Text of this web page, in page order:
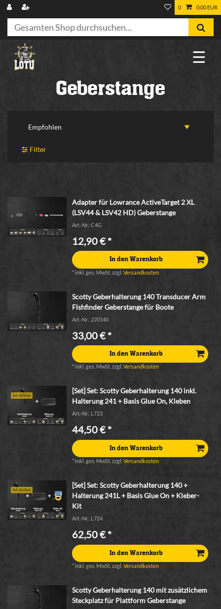
0 0,00 EUR
☰
Geberstange
Filter
Adapter für Lowrance ActiveTarget 2 XL
(LSV44 & LSV42 HD) Geberstange
Art.-Nr.: C4G
12,90 € *
In den Warenkorb
* inkl. ges. MwSt. zzgl.Versandkosten
Scotty Geberhalterung 140 Transducer Arm
Fishfinder Geberstange für Boote
Art.-Nr.: 220140
33,00 € *
In den Warenkorb
* inkl. ges. MwSt. zzgl.Versandkosten
Set-Artikel
[Set] Set: Scotty Geberhalterung 140 inkl.
Halterung 241 + Basis Glue On, Kleben
Art.-Nr.: L723
44,50 € *
In den Warenkorb
* inkl. ges. MwSt. zzgl.Versandkosten
Set-Artikel
[Set] Set: Scotty Geberhalterung 140 +
Halterung 241L + Basis Glue On + Kleber-
Kit
Art.-Nr.: L724
62,50 € *
In den Warenkorb
* inkl. ges. MwSt. zzgl.Versandkosten
Scotty Geberhalterung 140 mit zusätzlichem
Steckplatz für Plattform Geberstange